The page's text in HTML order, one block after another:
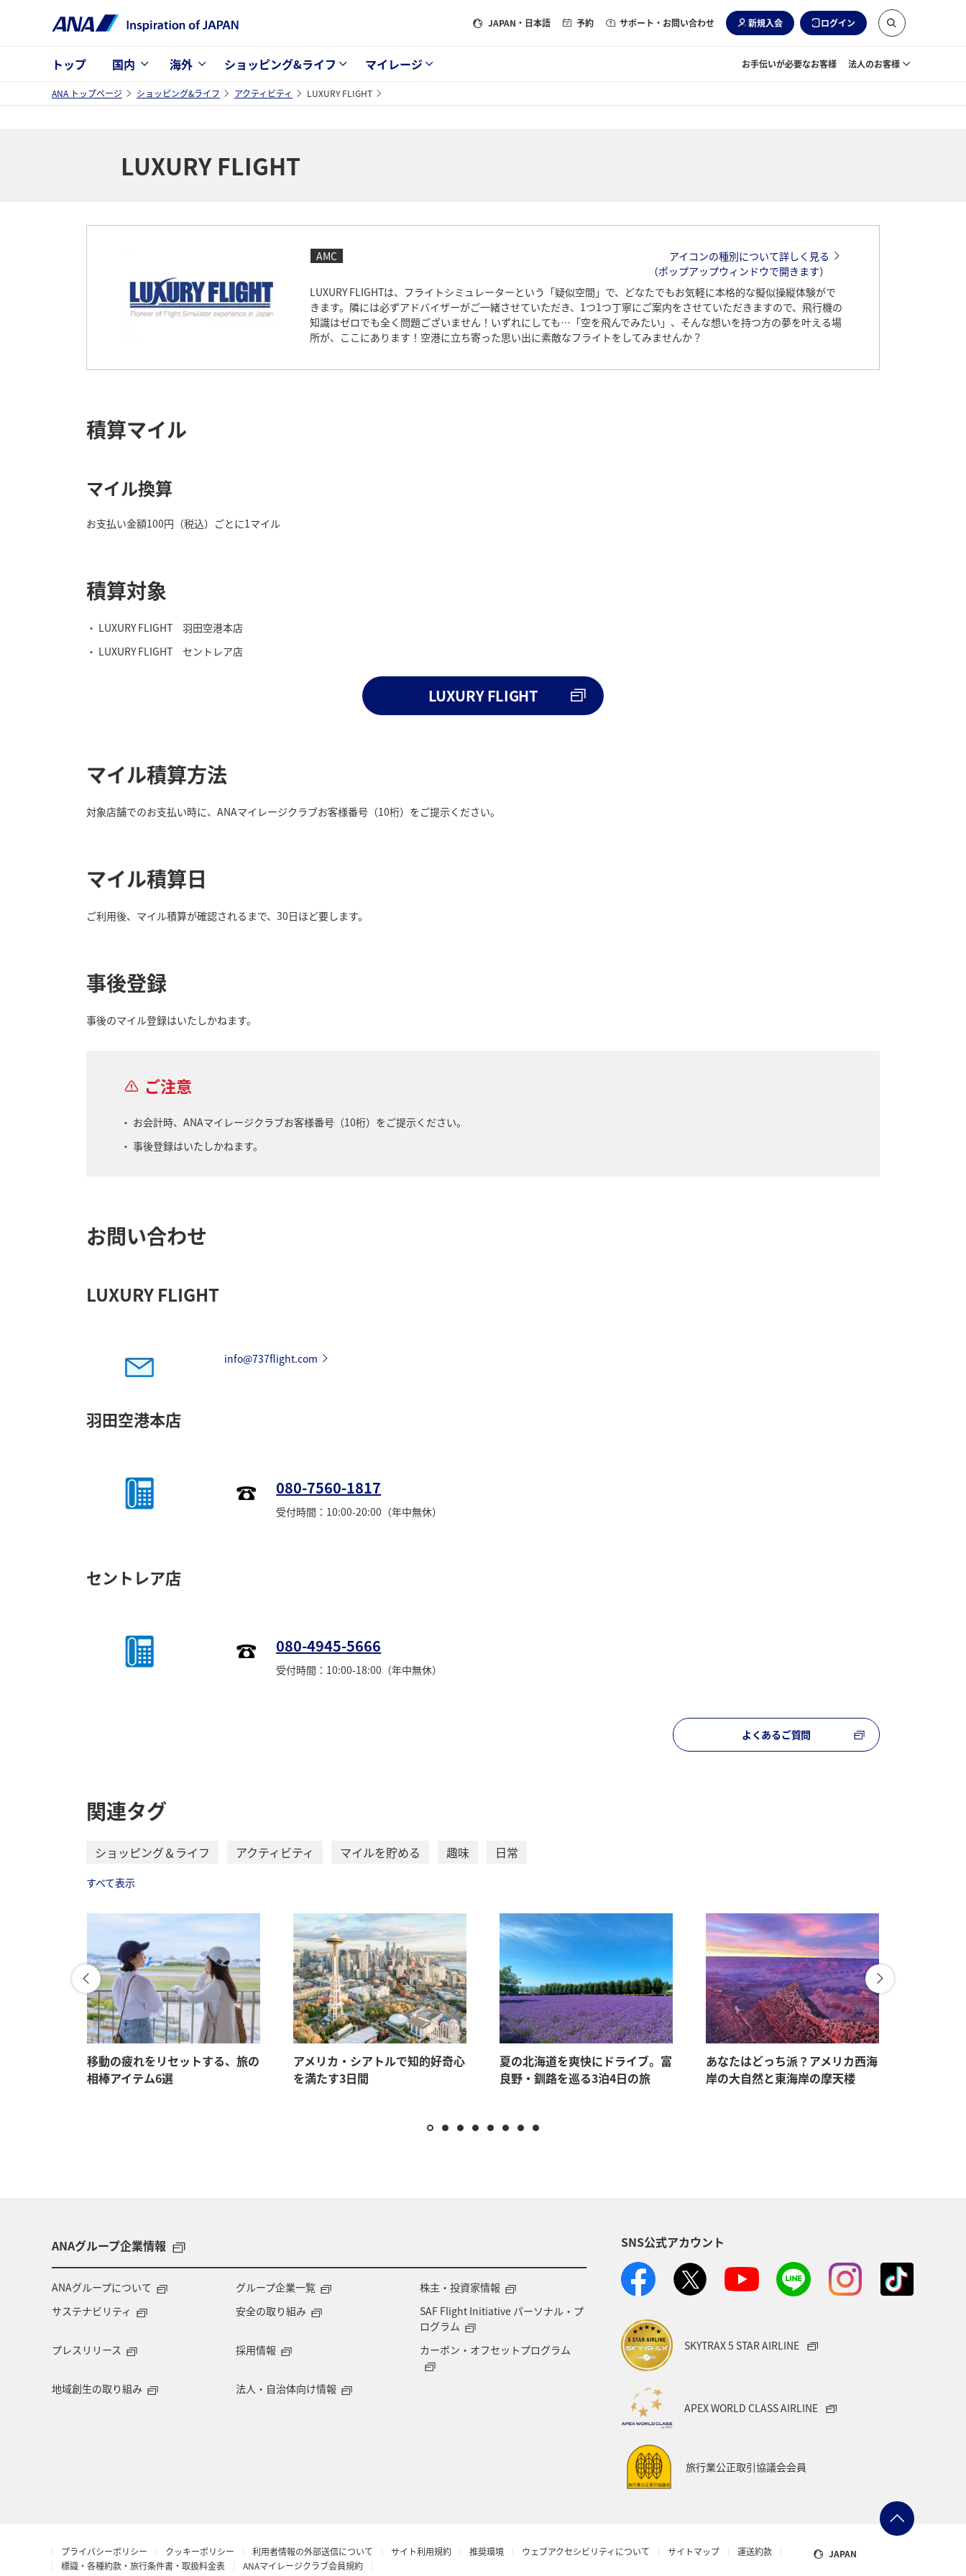
JAPAN ・日本語 予約 サポート・お問い合わせ 新規入会 ログイン
トップ 国内 海外 ショッピング&ライフ マイレージ お手伝いが必要なお客様 法人のお客様
ANA トップページ ショッピング&ライフ アクティビティ LUXURY FLIGHT
LUXURY FLIGHT
AMC
アイコンの種別について詳しく見る
（ポップアップウィンドウで開きます）
LUXURY FLIGHTは、フライトシミュレーターという「疑似空間」で、どなたでもお気軽に本格的な擬似操縦体験がで
きます。隣には必ずアドバイザーがご一緒させていただき、1つ1つ丁寧にご案内をさせていただきますので、飛行機の
知識はゼロでも全く問題ございません！いずれにしても…「空を飛んでみたい」、そんな想いを持つ方の夢を叶える場
所が、ここにあります！空港に立ち寄った思い出に素敵なフライトをしてみませんか？
積算マイル
マイル換算
お支払い金額100円（税込）ごとに1マイル
積算対象
LUXURY FLIGHT 羽田空港本店
LUXURY FLIGHT セントレア店
LUXURY FLIGHT
マイル積算方法
対象店舗でのお支払い時に、ANAマイレージクラブお客様番号（10桁）をご提示ください。
マイル積算日
ご利用後、マイル積算が確認されるまで、30日ほど要します。
事後登録
事後のマイル登録はいたしかねます。
ご注意
お会計時、ANAマイレージクラブお客様番号（10桁）をご提示ください。
事後登録はいたしかねます。
お問い合わせ
LUXURY FLIGHT
info@737flight.com
羽田空港本店
080-7560-1817
受付時間：10:00-20:00（年中無休）
セントレア店
080-4945-5666
受付時間：10:00-18:00（年中無休）
よくあるご質問
関連タグ
ショッピング＆ライフ アクティビティ マイルを貯める 趣味 日常
すべて表示
移動の疲れをリセットする、旅の
相棒アイテム6選
アメリカ・シアトルで知的好奇心
を満たす3日間
夏の北海道を爽快にドライブ。富
良野・釧路を巡る3泊4日の旅
あなたはどっち派？アメリカ西海
岸の大自然と東海岸の摩天楼
ANAグループ企業情報
ANAグループについて グループ企業一覧
株主・投資家情報
サステナビリティ
安全の取り組み
SAF Flight Initiative パーソナル・プ
ログラム
プレスリリース
採用情報 カーボン・オフセットプログラム
地域創生の取り組み 法人・自治体向け情報
SNS公式アカウント
SKYTRAX 5 STAR AIRLINE
APEX WORLD CLASS AIRLINE
旅行業公正取引協議会会員
プライバシーポリシー クッキーポリシー 利用者情報の外部送信について サイト利用規約 推奨環境 ウェブアクセシビリティについて サイトマップ
運送約款
標識・各種約款・旅行条件書・取扱料金表
ANAマイレージクラブ会員規約
JAPAN